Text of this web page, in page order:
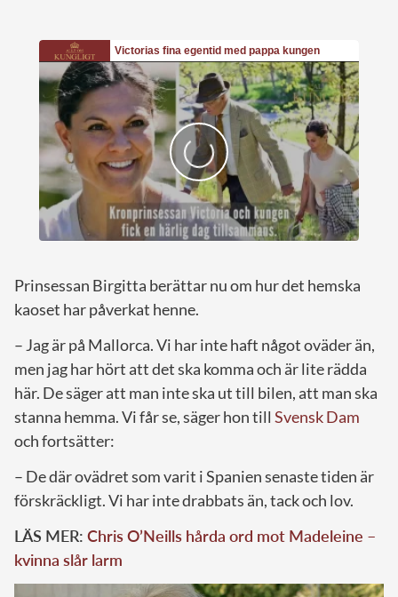
Prinsessan Birgitta berättar nu om hur det hemska
kaoset har påverkat henne.
– Jag är på Mallorca. Vi har inte haft något oväder än,
men jag har hört att det ska komma och är lite rädda
här. De säger att man inte ska ut till bilen, att man ska
stanna hemma. Vi får se, säger hon till Svensk Dam
och fortsätter:
– De där ovädret som varit i Spanien senaste tiden är
förskräckligt. Vi har inte drabbats än, tack och lov.
LÄS MER: Chris O’Neills hårda ord mot Madeleine –
kvinna slår larm